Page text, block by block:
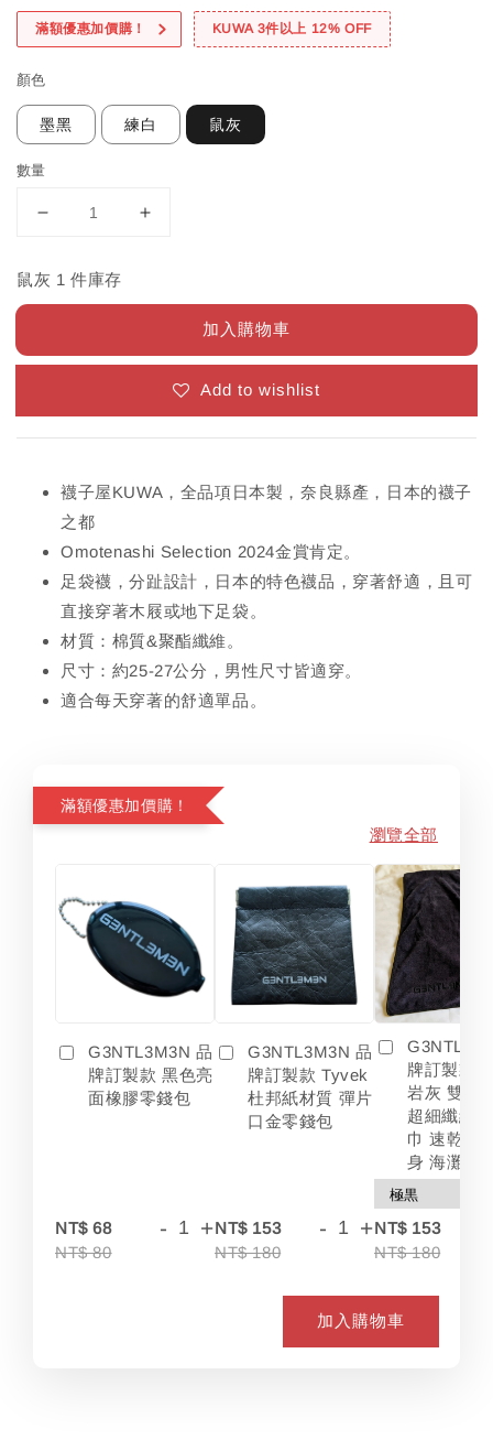
滿額優惠加價購！ KUWA 3件以上 12% OFF
顏色
墨黑 練白 鼠灰
數量
鼠灰 1 件庫存
加入購物車
Add to wishlist
襪子屋KUWA，全品項日本製，奈良縣產，日本的襪子
之都
Omotenashi Selection 2024金賞肯定。
足袋襪，分趾設計，日本的特色襪品，穿著舒適，且可
直接穿著木屐或地下足袋。
材質：棉質&聚酯纖維。
尺寸：約25-27公分，男性尺寸皆適穿。
適合每天穿著的舒適單品。
滿額優惠加價購！
瀏覽全部
G3NTL3M3N 品
牌訂製款 黑色亮
面橡膠零錢包
NT$ 68
NT$ 80
- +
G3NTL3M3N 品
牌訂製款 Tyvek
杜邦紙材質 彈片
口金零錢包
NT$ 153
NT$ 180
- +
牌訂製款
岩灰 雙色
超細纖維
巾 速乾 吸
身 海灘
NT$ 153
NT$ 180
加入購物車